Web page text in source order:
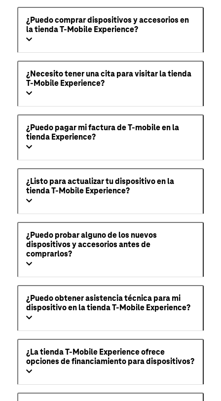
¿Puedo comprar dispositivos y accesorios en
la tienda T-Mobile Experience?
¿Necesito tener una cita para visitar la tienda
T-Mobile Experience?
¿Puedo pagar mi factura de T-mobile en la
tienda Experience?
¿Listo para actualizar tu dispositivo en la
tienda T-Mobile Experience?
¿Puedo probar alguno de los nuevos
dispositivos y accesorios antes de
comprarlos?
¿Puedo obtener asistencia técnica para mi
dispositivo en la tienda T-Mobile Experience?
¿La tienda T-Mobile Experience ofrece
opciones de financiamiento para dispositivos?